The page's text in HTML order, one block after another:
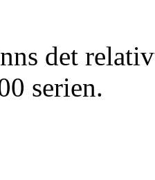
det
serien.